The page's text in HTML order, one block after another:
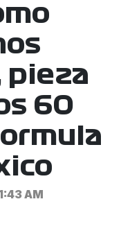
pieza
60
AM